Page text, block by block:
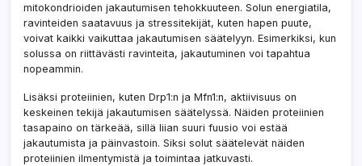
mitokondrioiden jakautumisen tehokkuuteen. Solun energiatila,
ravinteiden saatavuus ja stressitekijät, kuten hapen puute,
voivat kaikki vaikuttaa jakautumisen säätelyyn. Esimerkiksi, kun
solussa on riittävästi ravinteita, jakautuminen voi tapahtua
nopeammin.
Lisäksi proteiinien, kuten Drp1:n ja Mfn1:n, aktiivisuus on
keskeinen tekijä jakautumisen säätelyssä. Näiden proteiinien
tasapaino on tärkeää, sillä liian suuri fuusio voi estää
jakautumista ja päinvastoin. Siksi solut säätelevät näiden
proteiinien ilmentymistä ja toimintaa jatkuvasti.